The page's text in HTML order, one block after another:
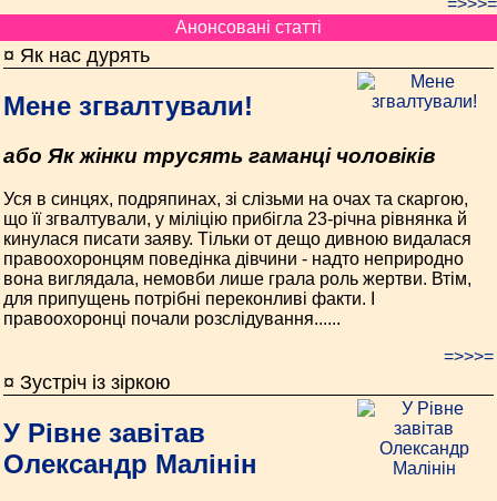
=>>>=
Анонсовані статті
¤ Як нас дурять
Мене згвалтували!
або Як жінки трусять гаманці чоловіків
Уся в синцях, подряпинах, зі слізьми на очах та скаргою,
що її згвалтували, у міліцію прибігла 23-річна рівнянка й
кинулася писати заяву. Тільки от дещо дивною видалася
правоохоронцям поведінка дівчини - надто неприродно
вона виглядала, немовби лише грала роль жертви. Втім,
для припущень потрібні переконливі факти. І
правоохоронці почали розслідування......
=>>>=
¤ Зустріч із зіркою
У Рівне завітав
Олександр Малінін